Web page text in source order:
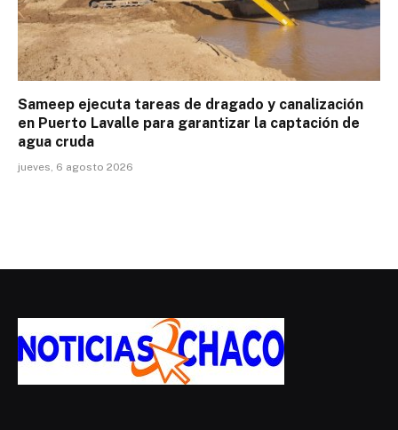
Sameep ejecuta tareas de dragado y canalización
en Puerto Lavalle para garantizar la captación de
agua cruda
jueves, 6 agosto 2026